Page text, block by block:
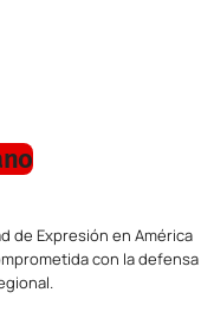
de Expresión en América
con la defensa